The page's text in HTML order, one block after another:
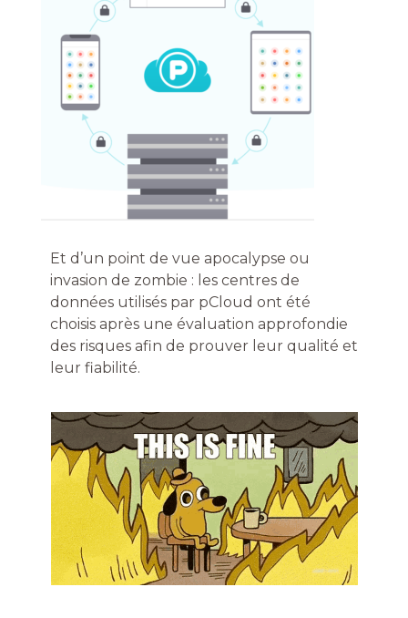
Et d’un point de vue apocalypse ou
invasion de zombie : ​​les centres de
données utilisés par pCloud ont été
choisis après une évaluation approfondie
des risques afin de prouver leur qualité et
leur fiabilité.